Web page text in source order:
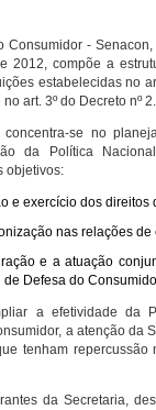
Consumidor -
2012, compõe a
estabelecidas no
art. 3º do Decreto nº
se no
da Política
objetivos:
e exercício dos direitos
nas relações de
e a atuação
Defesa do
a efetividade da
a atenção da
tenham repercussão
da Secretaria,